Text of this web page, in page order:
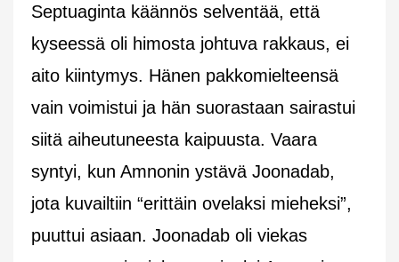
Septuaginta käännös selventää, että
kyseessä oli himosta johtuva rakkaus, ei
aito kiintymys. Hänen pakkomielteensä
vain voimistui ja hän suorastaan sairastui
siitä aiheutuneesta kaipuusta. Vaara
syntyi, kun Amnonin ystävä Joonadab,
jota kuvailtiin “erittäin ovelaksi mieheksi”,
puuttui asiaan. Joonadab oli viekas